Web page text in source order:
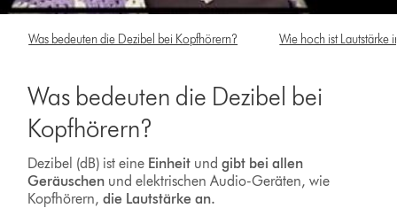
Was bedeuten die Dezibel bei Kopfhörern? Wie hoch ist Lautstärke
Was bedeuten die Dezibel bei
Kopfhörern?
Dezibel (dB) ist eine Einheit undgibt bei allen
Geräuschen und elektrischen Audio-Geräten, wie
Kopfhörern,die Lautstärke an.